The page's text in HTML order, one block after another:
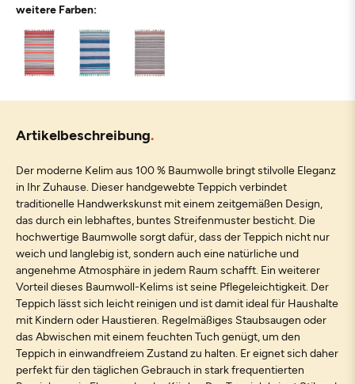
weitere Farben:
Artikelbeschreibung
Der moderne Kelim aus 100 % Baumwolle bringt stilvolle Eleganz
in Ihr Zuhause. Dieser handgewebte Teppich verbindet
traditionelle Handwerkskunst mit einem zeitgemäßen Design,
das durch ein lebhaftes, buntes Streifenmuster besticht. Die
hochwertige Baumwolle sorgt dafür, dass der Teppich nicht nur
weich und langlebig ist, sondern auch eine natürliche und
angenehme Atmosphäre in jedem Raum schafft. Ein weiterer
Vorteil dieses Baumwoll-Kelims ist seine Pflegeleichtigkeit. Der
Teppich lässt sich leicht reinigen und ist damit ideal für Haushalte
mit Kindern oder Haustieren. Regelmäßiges Staubsaugen oder
das Abwischen mit einem feuchten Tuch genügt, um den
Teppich in einwandfreiem Zustand zu halten. Er eignet sich daher
perfekt für den täglichen Gebrauch in stark frequentierten